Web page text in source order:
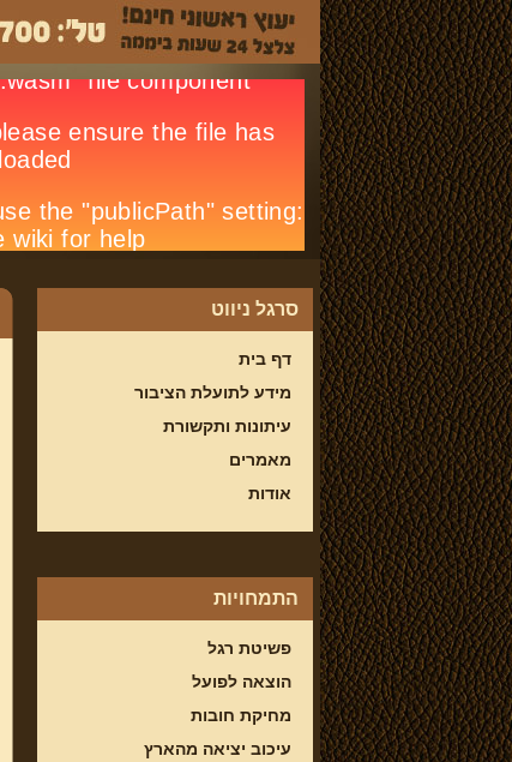
סרגל ניווט
דף בית
מידע לתועלת הציבור
עיתונות ותקשורת
מאמרים
אודות
התמחויות
פשיטת רגל
הוצאה לפועל
מחיקת חובות
עיכוב יציאה מהארץ